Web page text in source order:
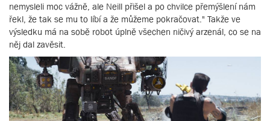
nemysleli moc vážně, ale Neill přišel a po chvilce přemýšlení nám
řekl, že tak se mu to líbí a že můžeme pokračovat." Takže ve
výsledku má na sobě robot úplně všechen ničivý arzenál, co se na
něj dal zavěsit.